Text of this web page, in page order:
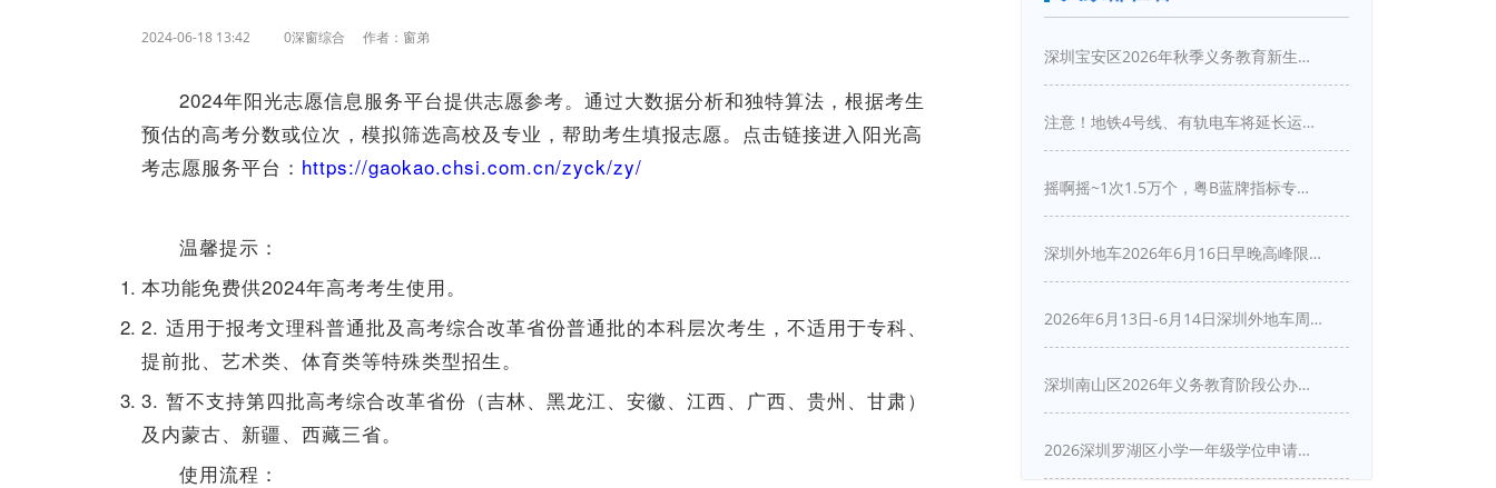
2024-06-18 13:42 0深窗综合 作者：窗弟
2024年阳光志愿信息服务平台提供志愿参考。通过大数据分析和独特算法，根据考生
预估的高考分数或位次，模拟筛选高校及专业，帮助考生填报志愿。点击链接进入阳光高
考志愿服务平台： https://gaokao.chsi.com.cn/zyck/zy/
温馨提示：
本功能免费供2024年高考考生使用。
2. 适用于报考文理科普通批及高考综合改革省份普通批的本科层次考生，不适用于专科、
提前批、艺术类、体育类等特殊类型招生。
3. 暂不支持第四批高考综合改革省份（吉林、黑龙江、安徽、江西、广西、贵州、甘肃）
及内蒙古、新疆、西藏三省。
使用流程：
深圳宝安区2026年秋季义务教育新生入学指引
注意！地铁4号线、有轨电车将延长运营服务！
摇啊摇~1次1.5万个，粤B蓝牌指标专项摇号又来啦！
深圳外地车2026年6月16日早晚高峰限行详情
2026年6月13日-6月14日深圳外地车周末限行吗
深圳南山区2026年义务教育阶段公办学校新生入学申请指南
2026深圳罗湖区小学一年级学位申请指南